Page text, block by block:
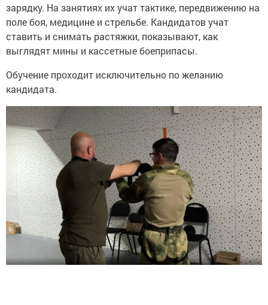
зарядку. На занятиях их учат тактике, передвижению на
поле боя, медицине и стрельбе. Кандидатов учат
ставить и снимать растяжки, показывают, как
выглядят мины и кассетные боеприпасы.
Обучение проходит исключительно по желанию
кандидата.